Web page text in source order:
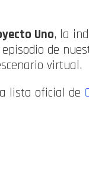
Uno, la
de
virtual.
lista oficial de